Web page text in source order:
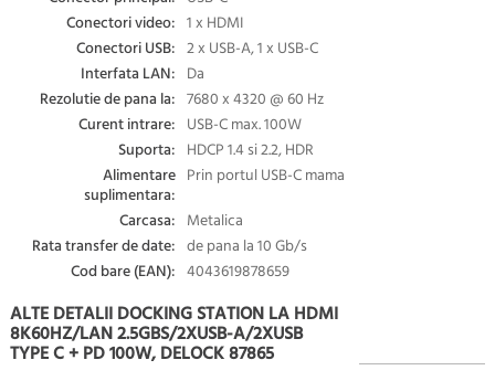
Conectori video: 1 x HDMI
Conectori USB: 2 x USB-A, 1 x USB-C
Interfata LAN: Da
Rezolutie de pana la: 7680 x 4320 @ 60 Hz
Curent intrare: USB-C max. 100W
Suporta: HDCP 1.4 si 2.2, HDR
Alimentare
suplimentara:
Prin portul USB-C mama
Carcasa: Metalica
Rata transfer de date: de pana la 10 Gb/s
Cod bare (EAN): 4043619878659
ALTE DETALII DOCKING STATION LA HDMI
8K60HZ/LAN 2.5GBS/2XUSB-A/2XUSB
TYPE C + PD 100W, DELOCK 87865